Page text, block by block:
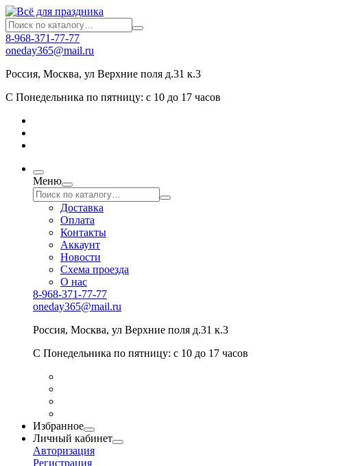
8-968-371-77-77
oneday365@mail.ru
Россия, Москва, ул Верхние поля д.31 к.3
С Понедельника по пятницу: с 10 до 17 часов
Меню
Доставка
Оплата
Контакты
Аккаунт
Новости
Схема проезда
О нас
8-968-371-77-77
oneday365@mail.ru
Россия, Москва, ул Верхние поля д.31 к.3
С Понедельника по пятницу: с 10 до 17 часов
Избранное
Личный кабинет
Авторизация
Регистрация